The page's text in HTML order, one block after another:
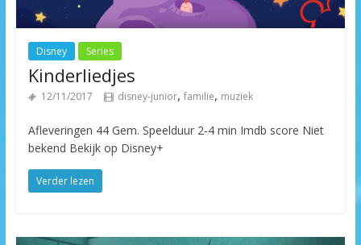
Disney Series
Kinderliedjes
12/11/2017 disney-junior, familie, muziek
Afleveringen 44 Gem. Speelduur 2-4 min Imdb score Niet
bekend Bekijk op Disney+
Verder lezen